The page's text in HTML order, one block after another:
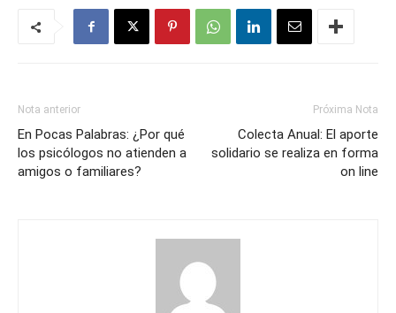
Nota anterior
En Pocas Palabras: ¿Por qué
los psicólogos no atienden a
amigos o familiares?
Próxima Nota
Colecta Anual: El aporte
solidario se realiza en forma
on line